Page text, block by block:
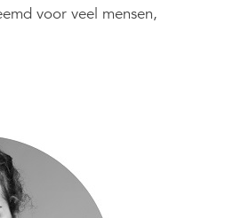
voor veel mensen,